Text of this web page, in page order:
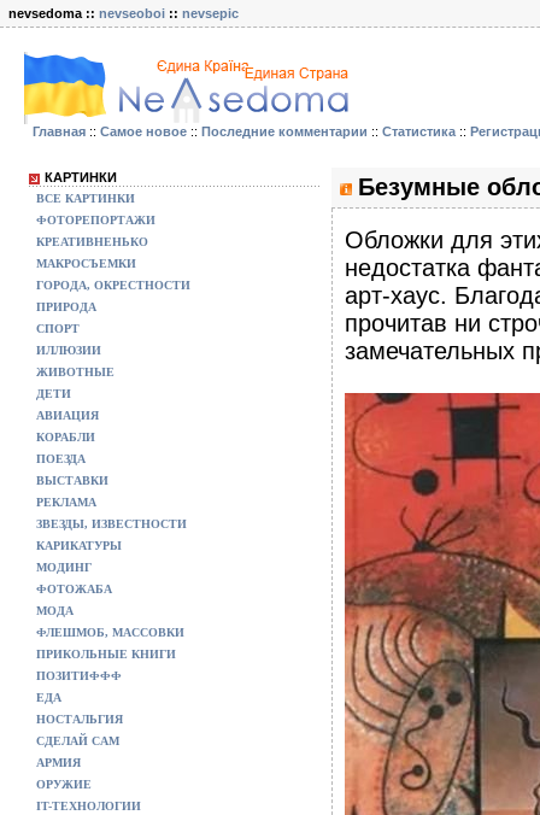
nevsedoma :: nevseoboi :: nevsepic
Главная :: Самое новое :: Последние комментарии :: Статистика ::
КАРТИНКИ
ВСЕ КАРТИНКИ
ФОТОРЕПОРТАЖИ
КРЕАТИВНЕНЬКО
МАКРОСЪЕМКИ
ГОРОДА, ОКРЕСТНОСТИ
ПРИРОДА
СПОРТ
ИЛЛЮЗИИ
ЖИВОТНЫЕ
ДЕТИ
АВИАЦИЯ
КОРАБЛИ
ПОЕЗДА
ВЫСТАВКИ
РЕКЛАМА
ЗВЕЗДЫ, ИЗВЕСТНОСТИ
КАРИКАТУРЫ
МОДИНГ
ФОТОЖАБА
МОДА
ФЛЕШМОБ, МАССОВКИ
ПРИКОЛЬНЫЕ КНИГИ
ПОЗИТИФФФ
ЕДА
НОСТАЛЬГИЯ
СДЕЛАЙ САМ
АРМИЯ
ОРУЖИЕ
IT-ТЕХНОЛОГИИ
Безумные
Обложки для
недостатка
арт-хаус.
прочитав ни
замечательных